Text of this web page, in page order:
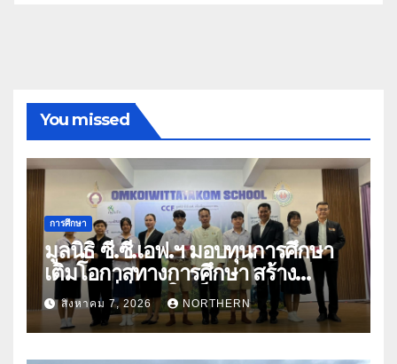
You missed
การศึกษา
มูลนิธิ ซี.ซี.เอฟ.ฯ มอบทุนการศึกษา
เติมโอกาสทางการศึกษา สร้าง
อนาคตที่มั่นคงให้เด็กและเยาวชน
ด้อยโอกาส
สิงหาคม 7, 2026 NORTHERN